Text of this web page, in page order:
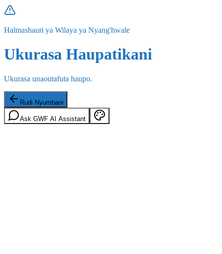
Halmashauri ya Wilaya ya Nyang'hwale
Ukurasa Haupatikani
Ukurasa unaoutafuta haupo.
Rudi Nyumbani
Ask GWF AI Assistant